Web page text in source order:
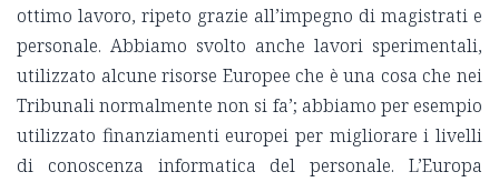
ottimo lavoro, ripeto grazie all’impegno di magistrati e
personale. Abbiamo svolto anche lavori sperimentali,
utilizzato alcune risorse Europee che è una cosa che nei
Tribunali normalmente non si fa’; abbiamo per esempio
utilizzato finanziamenti europei per migliorare i livelli
di conoscenza informatica del personale. L’Europa